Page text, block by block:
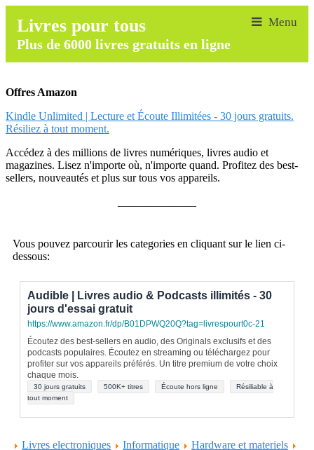
Livres pour tous
Plus de 6000 livres gratuits en ligne
Offres Amazon
Kindle Unlimited | Lecture et Écoute Illimitées - 30 jours gratuits.
Résiliez à tout moment.
Accédez à des millions de livres numériques, livres audio et
magazines. Lisez n'importe où, n'importe quand. Profitez des best-
sellers, nouveautés et plus sur tous vos appareils.
Vous pouvez parcourir les categories en cliquant sur le lien ci-
dessous:
Audible | Livres audio & Podcasts illimités - 30
jours d'essai gratuit
https://www.amazon.fr/dp/B01DPWQ20Q?tag=livrespourt0c-21
Écoutez des best-sellers en audio, des Originals exclusifs et des
podcasts populaires. Écoutez en streaming ou téléchargez pour
profiter sur vos appareils préférés. Un titre premium de votre choix
chaque mois.
30 jours gratuits 500K+ titres Écoute hors ligne
Résiliable à
tout moment
Livres electroniques Informatique
Hardware et materiels